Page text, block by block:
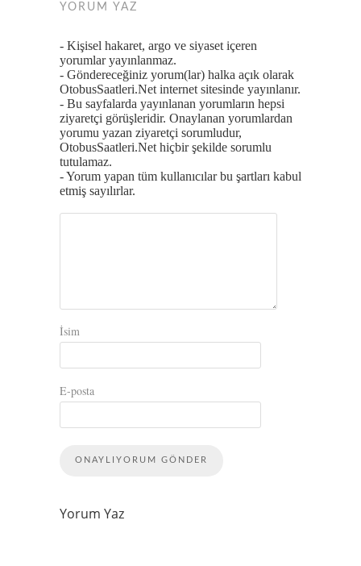
YORUM YAZ
- Kişisel hakaret, argo ve siyaset içeren
yorumlar yayınlanmaz.
- Göndereceğiniz yorum(lar) halka açık olarak
OtobusSaatleri.Net internet sitesinde yayınlanır.
- Bu sayfalarda yayınlanan yorumların hepsi
ziyaretçi görüşleridir. Onaylanan yorumlardan
yorumu yazan ziyaretçi sorumludur,
OtobusSaatleri.Net hiçbir şekilde sorumlu
tutulamaz.
- Yorum yapan tüm kullanıcılar bu şartları kabul
etmiş sayılırlar.
İsim
E-posta
Yorum Yaz